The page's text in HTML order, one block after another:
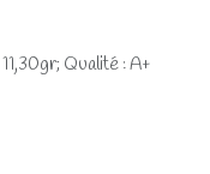
Qualité : A+